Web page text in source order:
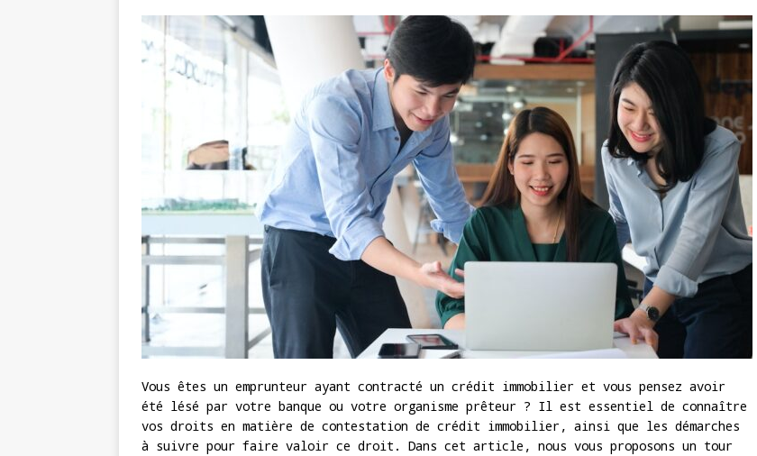
Vous êtes un emprunteur ayant contracté un crédit immobilier et vous pensez avoir
été lésé par votre banque ou votre organisme prêteur ? Il est essentiel de connaître
vos droits en matière de contestation de crédit immobilier, ainsi que les démarches
à suivre pour faire valoir ce droit. Dans cet article, nous vous proposons un tour